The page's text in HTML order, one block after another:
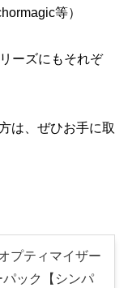
等）
ーズにもそれぞ
は、ぜひお手に取
プティマイザー
パック【シンパ